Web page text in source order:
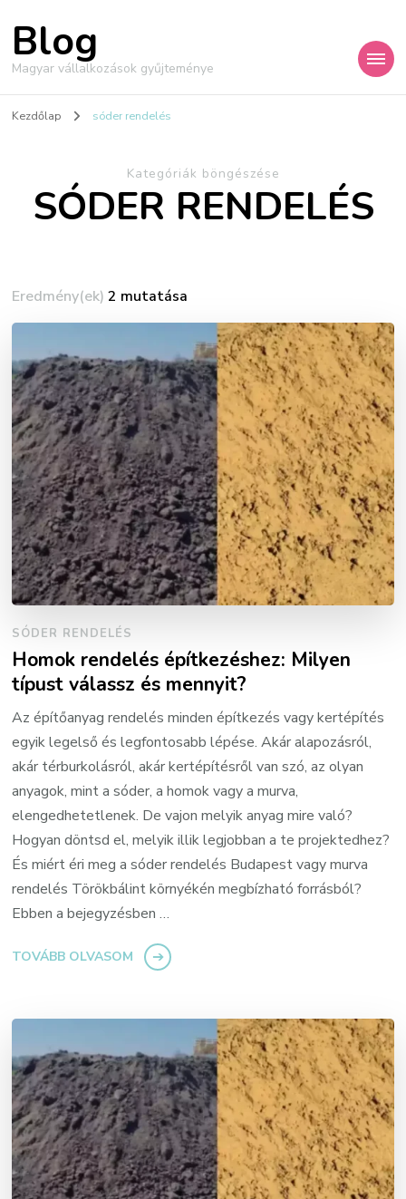
Blog
Magyar vállalkozások gyűjteménye
Kezdőlap sóder rendelés
Kategóriák böngészése
SÓDER RENDELÉS
Eredmény(ek)2 mutatása
SÓDER RENDELÉS
Homok rendelés építkezéshez: Milyen
típust válassz és mennyit?
Az építőanyag rendelés minden építkezés vagy kertépítés
egyik legelső és legfontosabb lépése. Akár alapozásról,
akár térburkolásról, akár kertépítésről van szó, az olyan
anyagok, mint a sóder, a homok vagy a murva,
elengedhetetlenek. De vajon melyik anyag mire való?
Hogyan döntsd el, melyik illik legjobban a te projektedhez?
És miért éri meg a sóder rendelés Budapest vagy murva
rendelés Törökbálint környékén megbízható forrásból?
Ebben a bejegyzésben …
TOVÁBB OLVASOM